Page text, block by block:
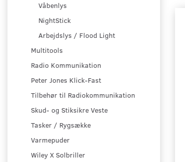
Våbenlys
NightStick
Arbejdslys / Flood Light
Multitools
Radio Kommunikation
Peter Jones Klick-Fast
Tilbehør til Radiokommunikation
Skud- og Stiksikre Veste
Tasker / Rygsække
Varmepuder
Wiley X Solbriller